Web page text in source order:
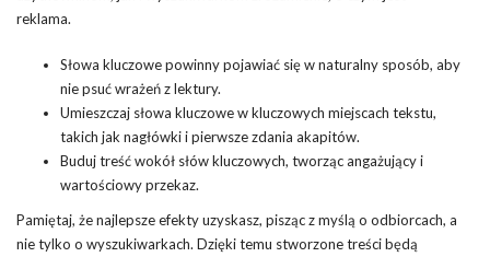
reklama.
Słowa kluczowe powinny pojawiać się w naturalny sposób, aby
nie psuć wrażeń z lektury.
Umieszczaj słowa kluczowe w kluczowych miejscach tekstu,
takich jak nagłówki i pierwsze zdania akapitów.
Buduj treść wokół słów kluczowych, tworząc angażujący i
wartościowy przekaz.
Pamiętaj, że najlepsze efekty uzyskasz, pisząc z myślą o odbiorcach, a
nie tylko o wyszukiwarkach. Dzięki temu stworzone treści będą